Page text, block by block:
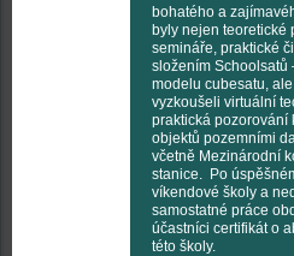
bohatého a
byly nejen teoretické
semináře, praktické
složením Schoolsatů
modelu cubesatu,
vyzkoušeli virtuální
praktická pozorování
objektů pozemními
včetně Mezinárodní
stanice. Po
víkendové školy a
samostatné práce
účastníci certifikát o
této školy.